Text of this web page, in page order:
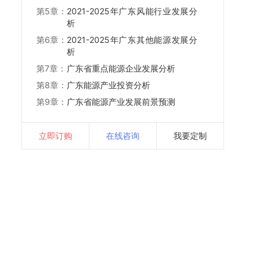
第5章： 2021-2025年广东风能行业发展分
析
第6章： 2021-2025年广东其他能源发展分
析
第7章： 广东省重点能源企业发展分析
第8章： 广东能源产业投资分析
第9章： 广东省能源产业发展前景预测
立即订购 在线咨询 我要定制